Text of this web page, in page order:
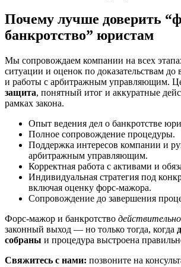
Почему лучше доверить
банкротство” юристам
Мы сопровождаем компании на всех
ситуации и оценок по доказательствам
и работы с арбитражным управляющим.
защита, понятный итог и аккуратные
рамках закона.
Опыт ведения дел о банкротстве
Полное сопровождение процедуры.
Поддержка интересов компании и
арбитражным управляющим.
Корректная работа с активами и
Индивидуальная стратегия под
включая оценку форс-мажора.
Сопровождение до завершения
Форс-мажор и банкротство действительно
законный выход — но только тогда, когда
собраны и процедура выстроена
Свяжитесь с нами: позвоните на